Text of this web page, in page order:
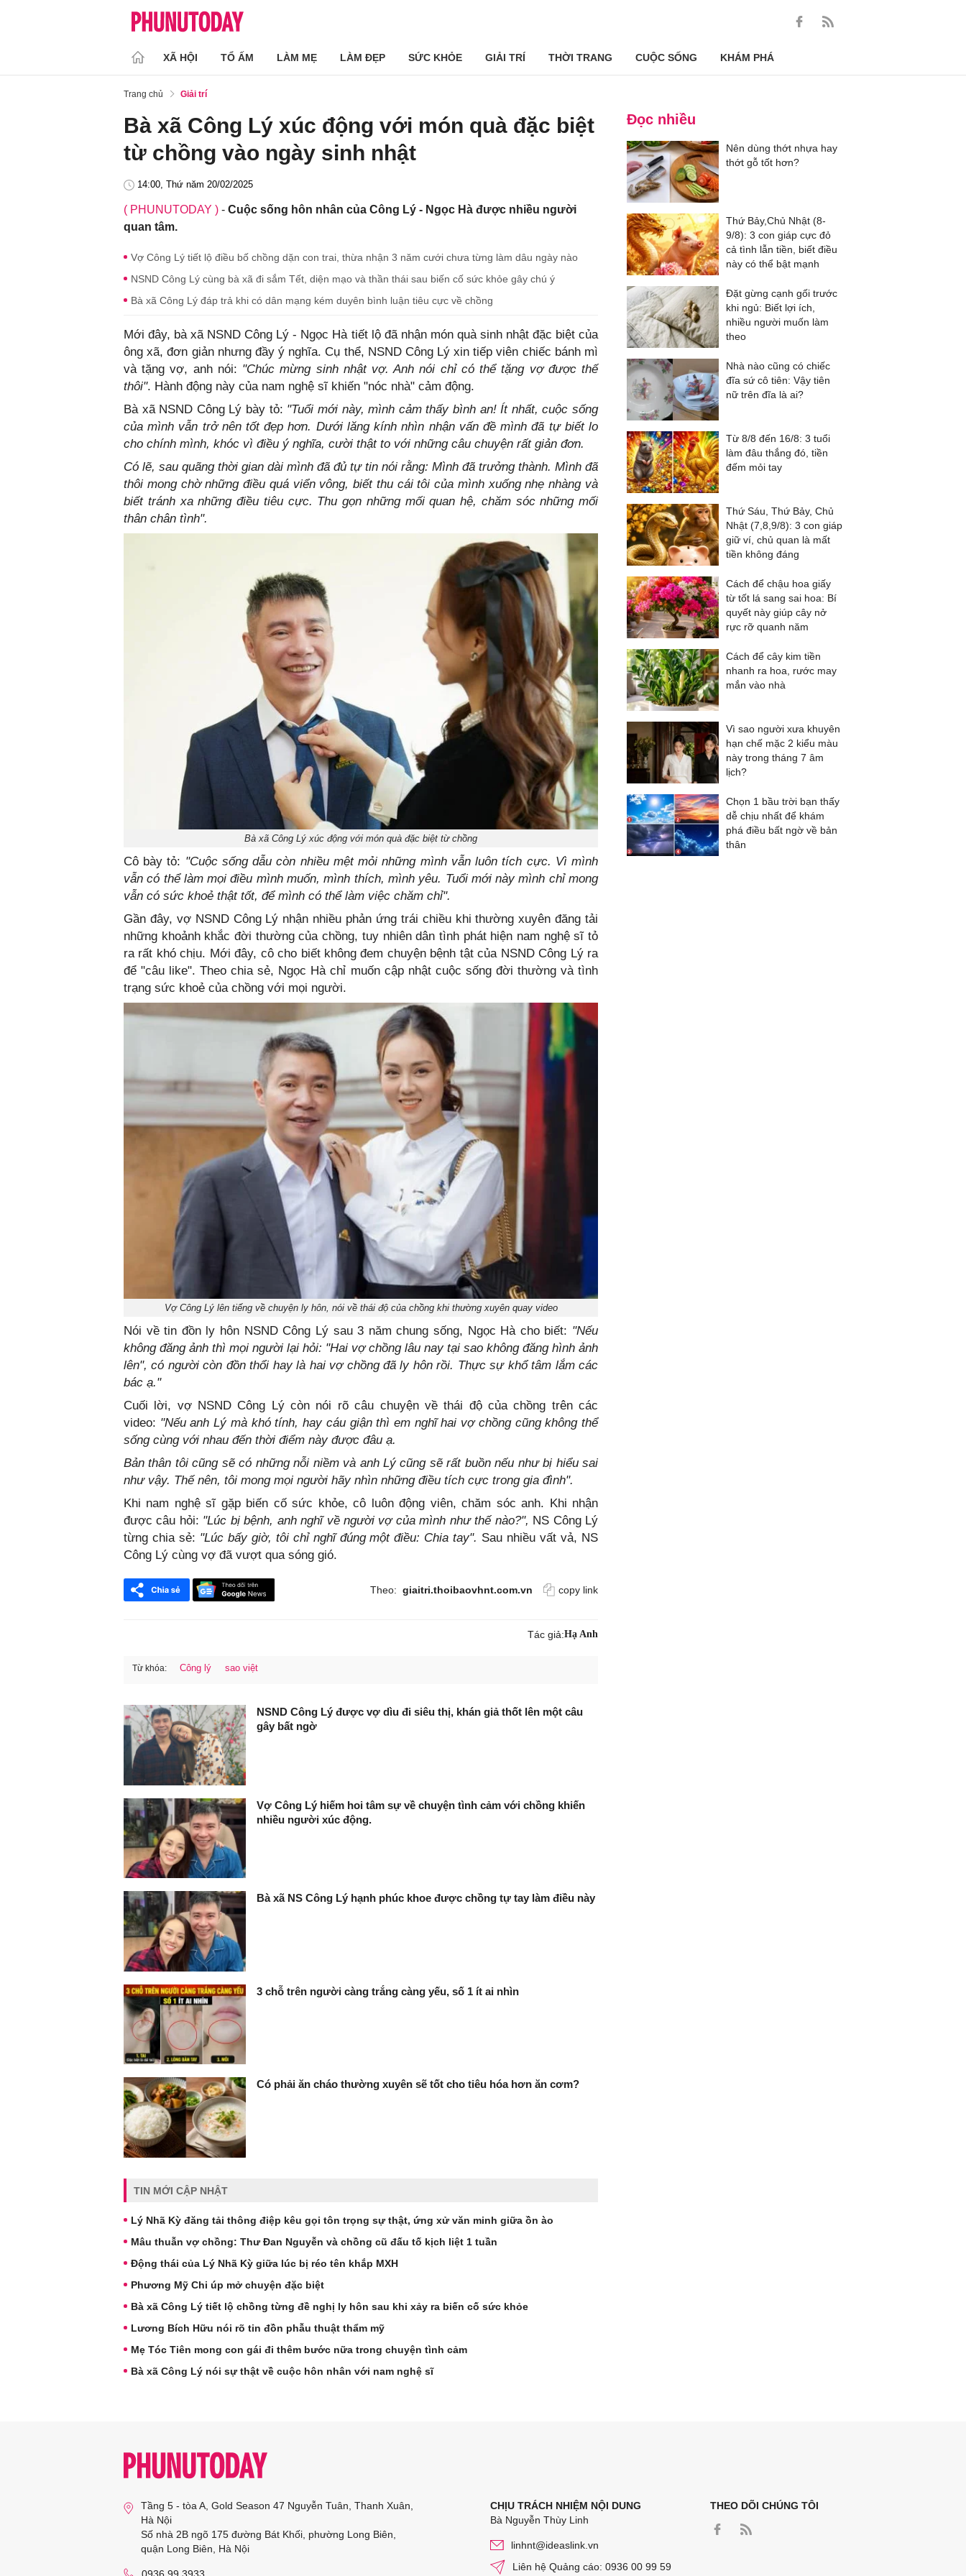
XÃ HỘI TỔ ẤM LÀM MẸ LÀM ĐẸP SỨC KHỎE GIẢI TRÍ THỜI TRANG CUỘC SỐNG KHÁM PHÁ
Trang chủ Giải trí
Bà xã Công Lý xúc động với món quà đặc biệt
từ chồng vào ngày sinh nhật
14:00, Thứ năm 20/02/2025
( PHUNUTODAY ) - Cuộc sống hôn nhân của Công Lý - Ngọc Hà được nhiều người
quan tâm.
Vợ Công Lý tiết lộ điều bố chồng dặn con trai, thừa nhận 3 năm cưới chưa từng làm dâu ngày nào
NSND Công Lý cùng bà xã đi sắm Tết, diện mạo và thần thái sau biến cố sức khỏe gây chú ý
Bà xã Công Lý đáp trả khi có dân mạng kém duyên bình luận tiêu cực về chồng
Mới đây, bà xã NSND Công Lý - Ngọc Hà tiết lộ đã nhận món quà sinh nhật đặc biệt của
ông xã, đơn giản nhưng đầy ý nghĩa. Cụ thể, NSND Công Lý xin tiếp viên chiếc bánh mì
và tặng vợ, anh nói: "Chúc mừng sinh nhật vợ. Anh nói chỉ có thể tặng vợ được thế
thôi". Hành động này của nam nghệ sĩ khiến "nóc nhà" cảm động.
Bà xã NSND Công Lý bày tỏ: "Tuổi mới này, mình cảm thấy bình an! Ít nhất, cuộc sống
của mình vẫn trở nên tốt đẹp hơn. Dưới lăng kính nhìn nhận vấn đề mình đã tự biết lo
cho chính mình, khóc vì điều ý nghĩa, cười thật to với những câu chuyện rất giản đơn.
Có lẽ, sau quãng thời gian dài mình đã đủ tự tin nói rằng: Mình đã trưởng thành. Mình đã
thôi mong chờ những điều quá viển vông, biết thu cái tôi của mình xuống nhẹ nhàng và
biết tránh xa những điều tiêu cực. Thu gọn những mối quan hệ, chăm sóc những mối
thân chân tình".
Bà xã Công Lý xúc động với món quà đặc biệt từ chồng
Cô bày tỏ: "Cuộc sống dẫu còn nhiều mệt mỏi những mình vẫn luôn tích cực. Vì mình
vẫn có thể làm mọi điều mình muốn, mình thích, mình yêu. Tuổi mới này mình chỉ mong
vẫn có sức khoẻ thật tốt, để mình có thể làm việc chăm chỉ".
Gần đây, vợ NSND Công Lý nhận nhiều phản ứng trái chiều khi thường xuyên đăng tải
những khoảnh khắc đời thường của chồng, tuy nhiên dân tình phát hiện nam nghệ sĩ tỏ
ra rất khó chịu. Mới đây, cô cho biết không đem chuyện bệnh tật của NSND Công Lý ra
để "câu like". Theo chia sẻ, Ngọc Hà chỉ muốn cập nhật cuộc sống đời thường và tình
trạng sức khoẻ của chồng với mọi người.
Vợ Công Lý lên tiếng về chuyện ly hôn, nói về thái độ của chồng khi thường xuyên quay video
Nói về tin đồn ly hôn NSND Công Lý sau 3 năm chung sống, Ngọc Hà cho biết: "Nếu
không đăng ảnh thì mọi người lại hỏi: "Hai vợ chồng lâu nay tại sao không đăng hình ảnh
lên", có người còn đồn thổi hay là hai vợ chồng đã ly hôn rồi. Thực sự khổ tâm lắm các
bác ạ."
Cuối lời, vợ NSND Công Lý còn nói rõ câu chuyện về thái độ của chồng trên các
video: "Nếu anh Lý mà khó tính, hay cáu giận thì em nghĩ hai vợ chồng cũng không thể
sống cùng với nhau đến thời điểm này được đâu ạ.
Bản thân tôi cũng sẽ có những nỗi niềm và anh Lý cũng sẽ rất buồn nếu như bị hiểu sai
như vậy. Thế nên, tôi mong mọi người hãy nhìn những điều tích cực trong gia đình".
Khi nam nghệ sĩ gặp biến cố sức khỏe, cô luôn động viên, chăm sóc anh. Khi nhận
được câu hỏi: "Lúc bị bệnh, anh nghĩ về người vợ của mình như thế nào?", NS Công Lý
từng chia sẻ: "Lúc bấy giờ, tôi chỉ nghĩ đúng một điều: Chia tay". Sau nhiều vất vả, NS
Công Lý cùng vợ đã vượt qua sóng gió.
Theo: giaitri.thoibaovhnt.com.vn copy link
Tác giả:Hạ Anh
Từ khóa: Công lý sao việt
NSND Công Lý được vợ dìu đi siêu thị, khán giả thốt lên một câu
gây bất ngờ
Vợ Công Lý hiếm hoi tâm sự về chuyện tình cảm với chồng khiến
nhiều người xúc động.
Bà xã NS Công Lý hạnh phúc khoe được chồng tự tay làm điều này
3 chỗ trên người càng trắng càng yếu, số 1 ít ai nhìn
Có phải ăn cháo thường xuyên sẽ tốt cho tiêu hóa hơn ăn cơm?
TIN MỚI CẬP NHẬT
Lý Nhã Kỳ đăng tải thông điệp kêu gọi tôn trọng sự thật, ứng xử văn minh giữa ồn ào
Mâu thuẫn vợ chồng: Thư Đan Nguyễn và chồng cũ đấu tố kịch liệt 1 tuần
Động thái của Lý Nhã Kỳ giữa lúc bị réo tên khắp MXH
Phương Mỹ Chi úp mở chuyện đặc biệt
Bà xã Công Lý tiết lộ chồng từng đề nghị ly hôn sau khi xảy ra biến cố sức khỏe
Lương Bích Hữu nói rõ tin đồn phẫu thuật thẩm mỹ
Mẹ Tóc Tiên mong con gái đi thêm bước nữa trong chuyện tình cảm
Bà xã Công Lý nói sự thật về cuộc hôn nhân với nam nghệ sĩ
Đọc nhiều
Nên dùng thớt nhựa hay
thớt gỗ tốt hơn?
Thứ Bảy,Chủ Nhật (8-
9/8): 3 con giáp cực đỏ
cả tình lẫn tiền, biết điều
này có thể bật mạnh
Đặt gừng cạnh gối trước
khi ngủ: Biết lợi ích,
nhiều người muốn làm
theo
Nhà nào cũng có chiếc
đĩa sứ cô tiên: Vậy tiên
nữ trên đĩa là ai?
Từ 8/8 đến 16/8: 3 tuổi
làm đâu thắng đó, tiền
đếm mỏi tay
Thứ Sáu, Thứ Bảy, Chủ
Nhật (7,8,9/8): 3 con giáp
giữ ví, chủ quan là mất
tiền không đáng
Cách để chậu hoa giấy
từ tốt lá sang sai hoa: Bí
quyết này giúp cây nở
rực rỡ quanh năm
Cách để cây kim tiền
nhanh ra hoa, rước may
mắn vào nhà
Vì sao người xưa khuyên
hạn chế mặc 2 kiểu màu
này trong tháng 7 âm
lịch?
Chọn 1 bầu trời bạn thấy
dễ chịu nhất để khám
phá điều bất ngờ về bản
thân
Tầng 5 - tòa A, Gold Season 47 Nguyễn Tuân, Thanh Xuân,
Hà Nội
Số nhà 2B ngõ 175 đường Bát Khối, phường Long Biên,
quận Long Biên, Hà Nội
CHỊU TRÁCH NHIỆM NỘI DUNG
Bà Nguyễn Thùy Linh
linhnt@ideaslink.vn
Liên hệ Quảng cáo: 0936 00 99 59
THEO DÕI CHÚNG TÔI